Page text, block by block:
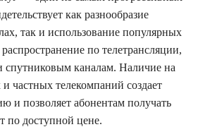
как разнообразие
так и использование популярных
по телетрансляции,
спутниковым каналам. Наличие на
частных телекомпаний создает
и позволяет абонентам получать
по доступной цене.